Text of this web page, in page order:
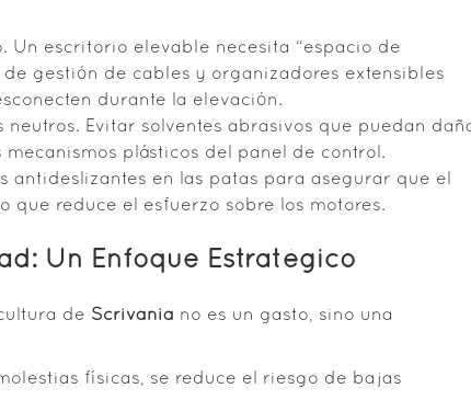
Un escritorio elevable necesita “espacio de
gestión de cables y organizadores extensibles
durante la elevación.
Evitar solventes abrasivos que puedan
plásticos del panel de control.
antideslizantes en las patas para asegurar que el
que reduce el esfuerzo sobre los motores.
Un Enfoque Estratégico
de Scrivania no es un gasto, sino una
físicas, se reduce el riesgo de bajas